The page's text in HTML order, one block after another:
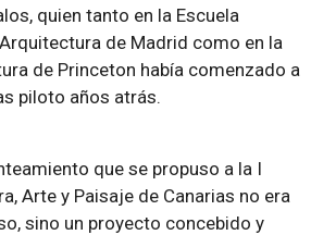
quien tanto en la Escuela
de Madrid como en la
de Princeton había comenzado a
piloto años atrás.
que se propuso a la I
Arte y Paisaje de Canarias no era
sino un proyecto concebido y